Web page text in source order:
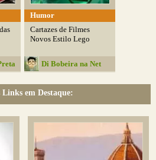
Humor
Cartazes de Filmes
Novos Estilo Lego
Di Bobeira na Net
em Destaque: